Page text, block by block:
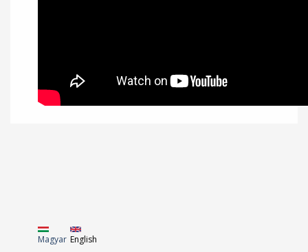
Magyar English